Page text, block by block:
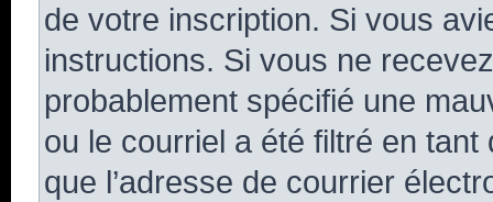
de votre inscription. Si vous
instructions. Si vous ne
probablement spécifié une
ou le courriel a été filtré en
que l’adresse de courrier